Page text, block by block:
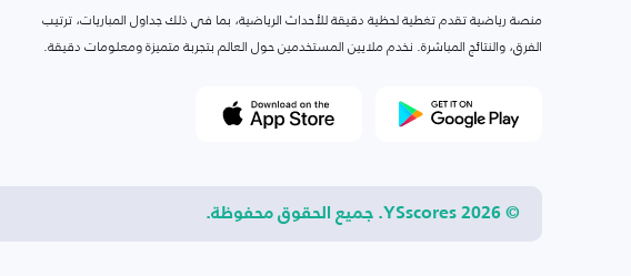
منصة رياضية تقدم تغطية لحظية دقيقة للأحداث الرياضية، بما في ذلك جداول المباريات، ترتيب
الفرق، والنتائج المباشرة. نخدم ملايين المستخدمين حول العالم بتجربة متميزة ومعلومات دقيقة.
© 2026 YSscores. جميع الحقوق محفوظة.